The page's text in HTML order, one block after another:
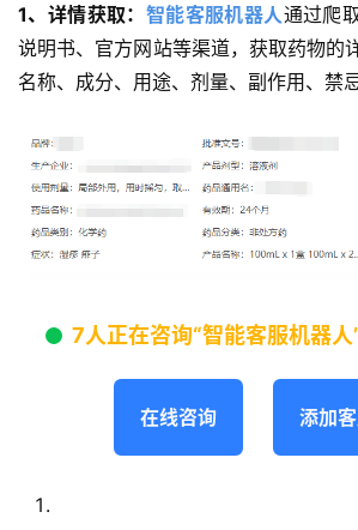
1、详情获取： 智能客服机器人通过爬
说明书、官方网站等渠道，获取药物的
名称、成分、用途、剂量、副作用、禁忌
7人正在咨询“智能客服机器
在线咨询 添加